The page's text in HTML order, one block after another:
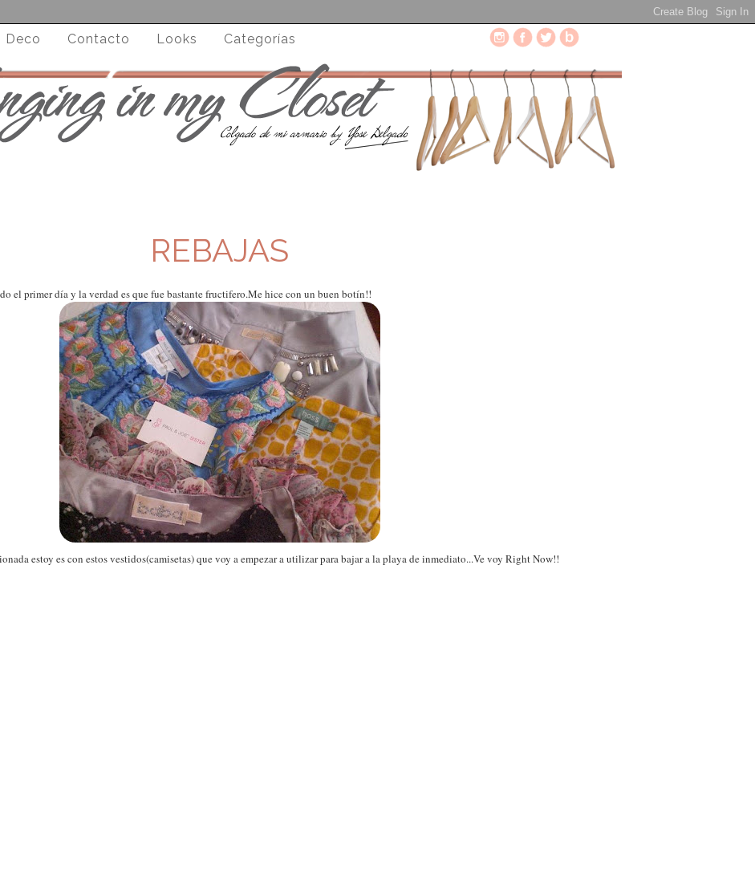
Deco Contacto Looks Categorías
REBAJAS
el primer día y la verdad es que fue bastante fructifero.Me hice con un buen botín!!
estoy es con estos vestidos(camisetas) que voy a empezar a utilizar para bajar a la playa de inmediato...Ve voy Right Now!!